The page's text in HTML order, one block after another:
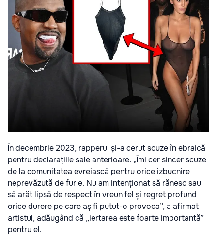
În decembrie 2023, rapperul și-a cerut scuze în ebraică
pentru declarațiile sale anterioare. „Îmi cer sincer scuze
de la comunitatea evreiască pentru orice izbucnire
neprevăzută de furie. Nu am intenționat să rănesc sau
să arăt lipsă de respect în vreun fel și regret profund
orice durere pe care aș fi putut-o provoca”, a afirmat
artistul, adăugând că „iertarea este foarte importantă”
pentru el.